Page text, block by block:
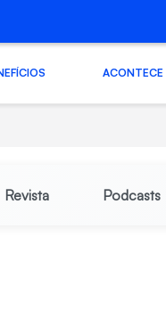
ACONTECE
Revista Podcasts